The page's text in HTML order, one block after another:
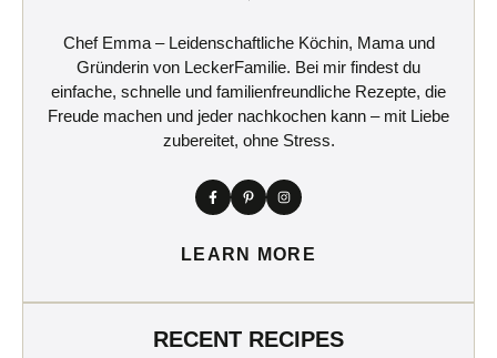
Chef Emma – Leidenschaftliche Köchin, Mama und
Gründerin von LeckerFamilie. Bei mir findest du
einfache, schnelle und familienfreundliche Rezepte, die
Freude machen und jeder nachkochen kann – mit Liebe
zubereitet, ohne Stress.
LEARN MORE
RECENT RECIPES